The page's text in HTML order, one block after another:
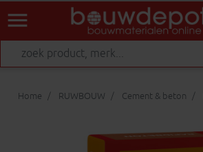
menu
Home RUWBOUW Cement & beton